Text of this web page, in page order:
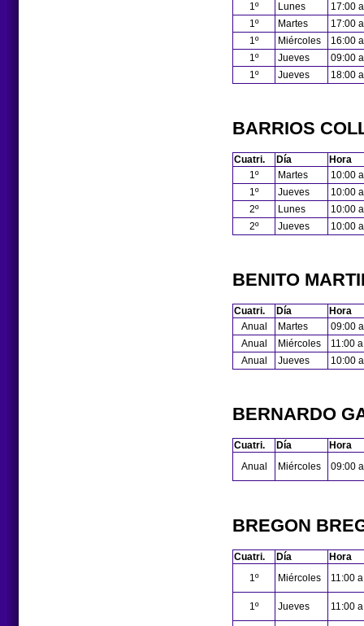
1º
Lunes
17:00
1º
Martes
17:00
1º
Miércoles
16:00
1º
Jueves
09:00
1º
Jueves 18:00
BARRIOS
Cuatri. Día
Hora
1º
Martes
10:00
1º
Jueves
10:00
2º
Lunes
10:00
2º
Jueves 10:00
BENITO
Cuatri. Día
Hora
Anual
Martes
09:00
Anual
Miércoles
11:00
Anual
Jueves 10:00
BERNARDO
Cuatri. Día
Hora
Anual
Miércoles 09:00
BREGON
Cuatri. Día
Hora
1º
Miércoles 11:00
1º Jueves 11:00